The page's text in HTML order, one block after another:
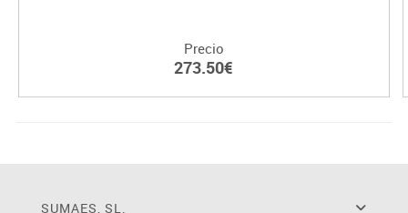
Precio
273.50€
SUMAES, SL.